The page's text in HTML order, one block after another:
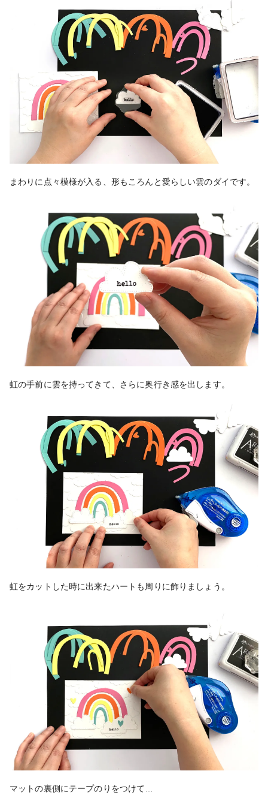
まわりに点々模様が入る、形もころんと愛らしい雲のダイです。
虹の手前に雲を持ってきて、さらに奥行き感を出します。
虹をカットした時に出来たハートも周りに飾りましょう。
マットの裏側にテープのりをつけて…